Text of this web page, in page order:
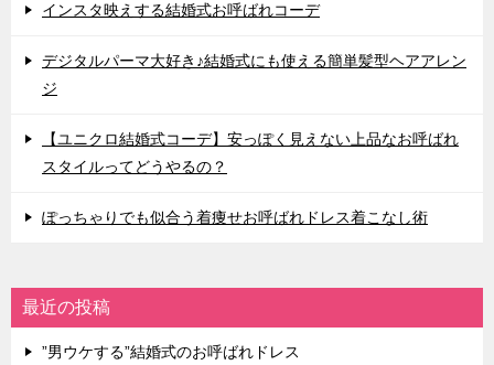
インスタ映えする結婚式お呼ばれコーデ
デジタルパーマ大好き♪結婚式にも使える簡単髪型ヘアアレン
ジ
【ユニクロ結婚式コーデ】安っぽく見えない上品なお呼ばれ
スタイルってどうやるの？
ぽっちゃりでも似合う着痩せお呼ばれドレス着こなし術
最近の投稿
”男ウケする”結婚式のお呼ばれドレス